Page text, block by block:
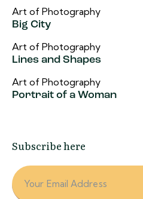
Art of Photography
Big City
Art of Photography
Lines and Shapes
Art of Photography
Portrait of a Woman
Subscribe here